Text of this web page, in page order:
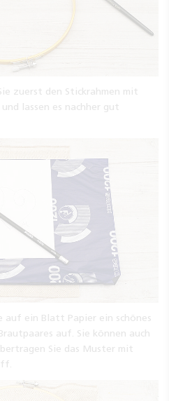
zuerst den Stickrahmen mit
lassen es nachher gut
auf ein Blatt Papier ein schönes
auf. Sie können auch
Sie das Muster mit